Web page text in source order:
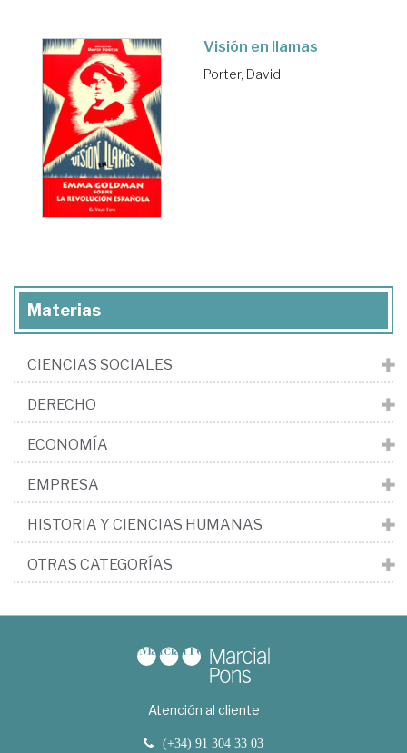
Visión en llamas
Porter, David
Materias
CIENCIAS SOCIALES
DERECHO
ECONOMÍA
EMPRESA
HISTORIA Y CIENCIAS HUMANAS
OTRAS CATEGORÍAS
Atención al cliente
(+34) 91 304 33 03